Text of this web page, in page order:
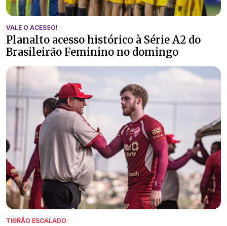
VALE O ACESSO!
Planalto acesso histórico à Série A2 do
Brasileirão Feminino no domingo
TIGRÃO ESCALADO